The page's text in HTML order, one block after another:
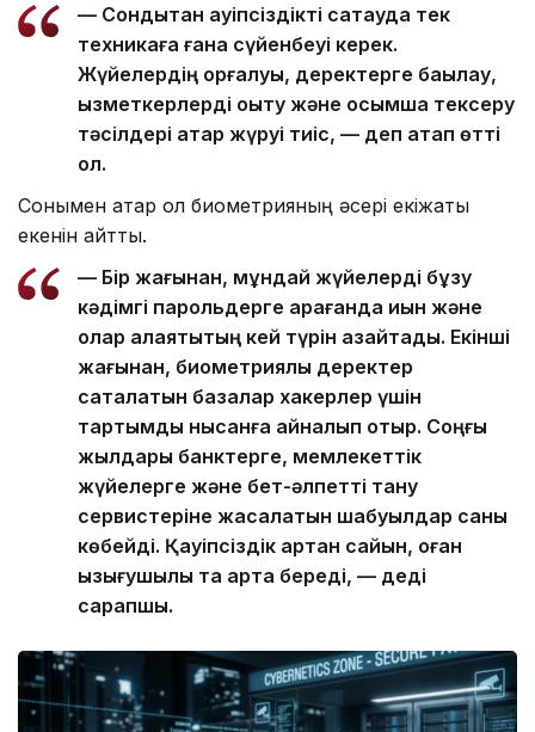
— Сондықтан қауіпсіздікті сақтауда тек
техникаға ғана сүйенбеуі керек.
Жүйелердің қорғалуы, деректерге бақылау,
қызметкерлерді оқыту және қосымша тексеру
тәсілдері қатар жүруі тиіс, — деп атап өтті
ол.
Сонымен қатар ол биометрияның әсері екіжақты
екенін айтты.
— Бір жағынан, мұндай жүйелерді бұзу
кәдімгі парольдерге қарағанда қиын және
олар алаяқтықтың кей түрін азайтады. Екінші
жағынан, биометриялық деректер
сақталатын базалар хакерлер үшін
тартымды нысанға айналып отыр. Соңғы
жылдары банктерге, мемлекеттік
жүйелерге және бет-әлпетті тану
сервистеріне жасалатын шабуылдар саны
көбейді. Қауіпсіздік артқан сайын, оған
қызығушылық та арта береді, — деді
сарапшы.